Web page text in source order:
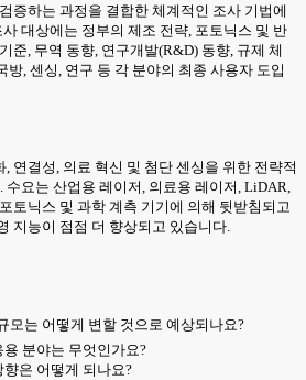
증하는 과정을 결합한 체계적인 조사 기법에
대상에는 정부의 제조 전략, 포토닉스 및 반
준, 무역 동향, 연구개발(R&D) 동향, 규제 체
방, 센싱, 연구 등 각 분야의 최종 사용자 도입
연결성, 의료 혁신 및 첨단 센싱을 위한 전략적
수요는 산업용 레이저, 의료용 레이저, LiDAR,
토닉스 및 과학 계측 기기에 의해 뒷받침되고
지능이 점점 더 향상되고 있습니다.
모는 어떻게 변할 것으로 예상되나요?
분야는 무엇인가요?
은 어떻게 되나요?